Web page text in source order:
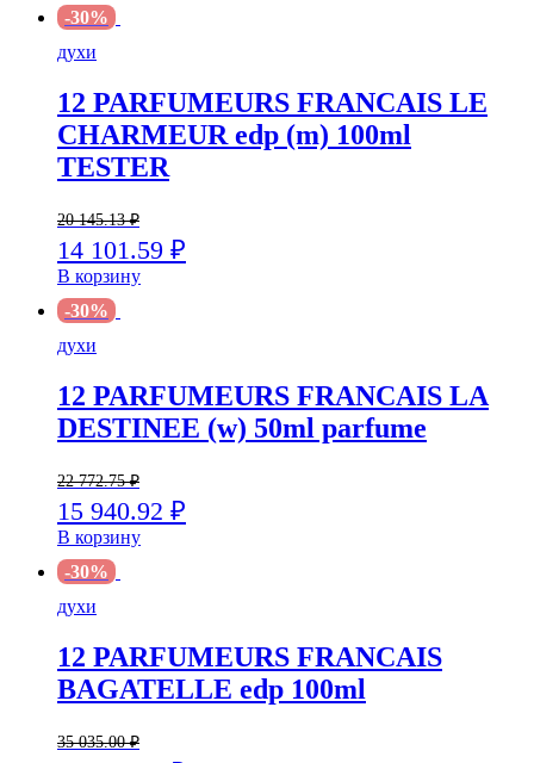
-30%
духи
12 PARFUMEURS FRANCAIS LE
CHARMEUR edp (m) 100ml
TESTER
20 145.13₽
14 101.59 ₽
В корзину
-30%
духи
12 PARFUMEURS FRANCAIS LA
DESTINEE (w) 50ml parfume
22 772.75₽
15 940.92 ₽
В корзину
-30%
духи
12 PARFUMEURS FRANCAIS
BAGATELLE edp 100ml
35 035.00₽